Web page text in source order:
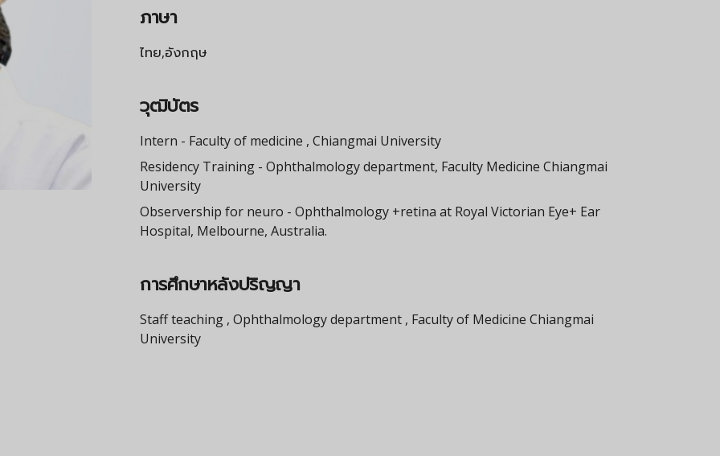
ภาษา
ไทย,อังกฤษ
วุฒิบัตร
Intern - Faculty of medicine , Chiangmai University
Residency Training - Ophthalmology department, Faculty Medicine Chiangmai
University
Observership for neuro - Ophthalmology +retina at Royal Victorian Eye+ Ear
Hospital, Melbourne, Australia.
การศึกษาหลังปริญญา
Staff teaching , Ophthalmology department , Faculty of Medicine Chiangmai
University